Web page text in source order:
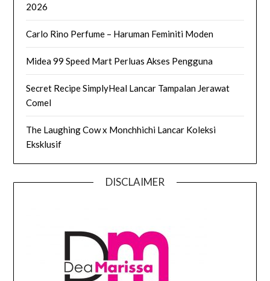
2026
Carlo Rino Perfume – Haruman Feminiti Moden
Midea 99 Speed Mart Perluas Akses Pengguna
Secret Recipe SimplyHeal Lancar Tampalan Jerawat
Comel
The Laughing Cow x Monchhichi Lancar Koleksi
Eksklusif
DISCLAIMER